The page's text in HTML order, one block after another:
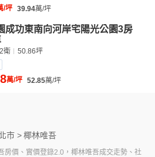
/坪 39.94萬/坪
成功東南向河岸宅陽光公園3房
衛 50.86坪
萬/坪 52.85萬/坪
市 >椰林唯吾
房價、實價登錄2.0，椰林唯吾成交走勢、社